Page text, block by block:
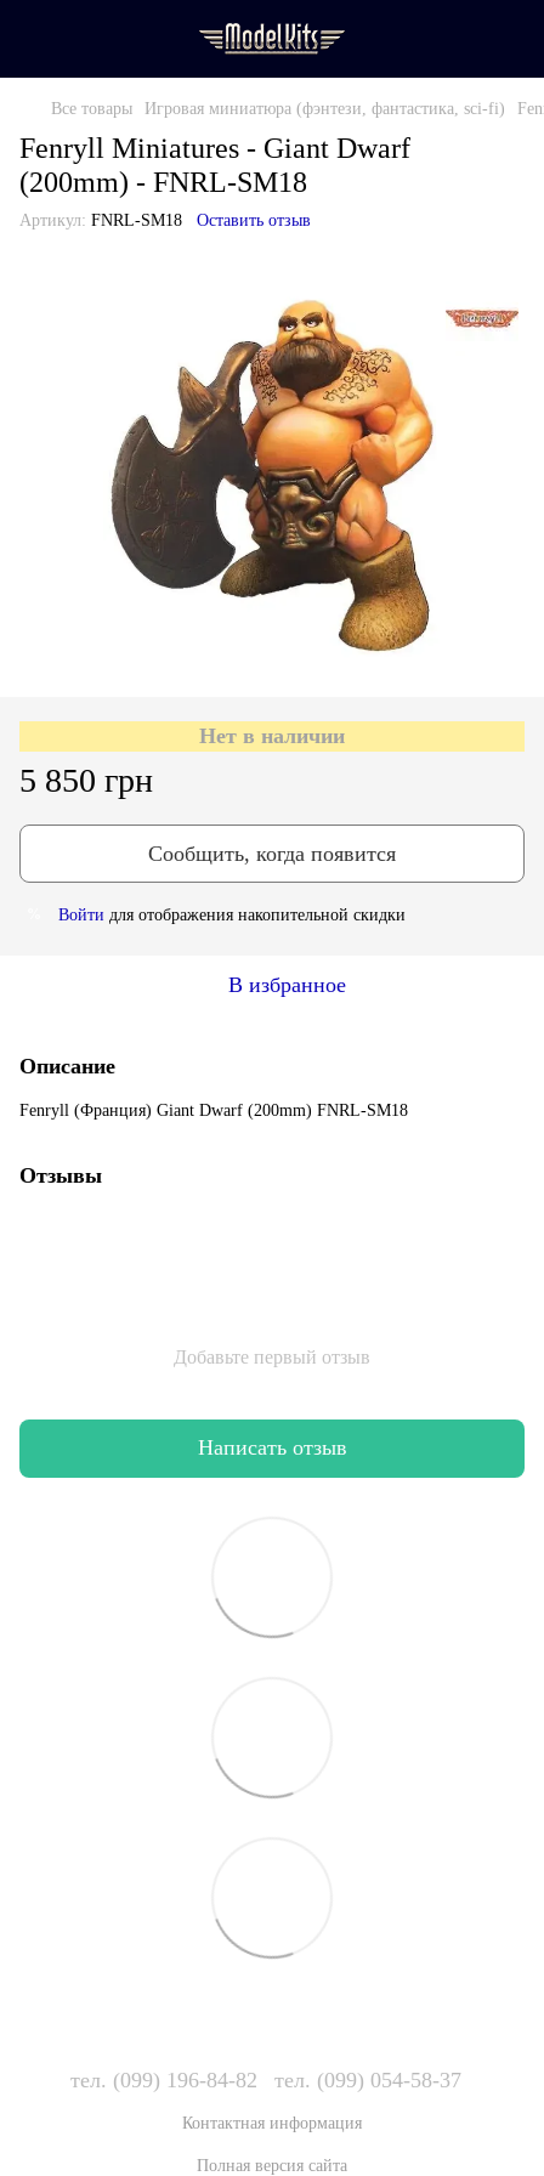
Все товары Игровая миниатюра (фэнтези, фантастика, sci-fi)
Fenryll Miniatures - Giant Dwarf
(200mm) - FNRL-SM18
Артикул: FNRL-SM18 Оставить отзыв
Нет в наличии
5 850 грн
Сообщить, когда появится
Войти для отображения накопительной скидки
В избранное
Описание
Fenryll (Франция) Giant Dwarf (200mm) FNRL-SM18
Отзывы
Добавьте первый отзыв
Написать отзыв
тел. (099) 196-84-82 тел. (099) 054-58-37
Контактная информация
Полная версия сайта